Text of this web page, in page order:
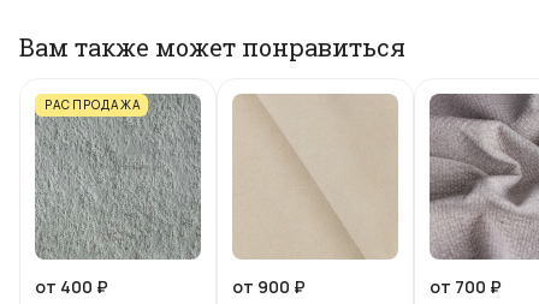
Вам также может понравиться
РАСПРОДАЖА
от 400 ₽
от 900 ₽
от 700 ₽